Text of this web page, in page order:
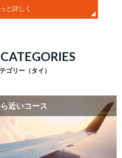
と詳しく
ゴリー（タイ）
近いコース